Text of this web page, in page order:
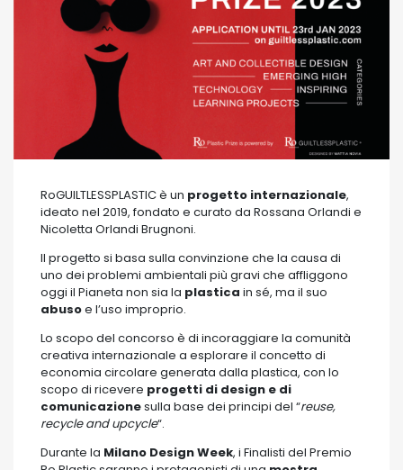
RoGUILTLESSPLASTIC è un progetto internazionale,
ideato nel 2019, fondato e curato da Rossana Orlandi e
Nicoletta Orlandi Brugnoni.
Il progetto si basa sulla convinzione che la causa di
uno dei problemi ambientali più gravi che affliggono
oggi il Pianeta non sia la plastica in sé, ma il suo
abusoe l’uso improprio.
Lo scopo del concorso è di incoraggiare la comunità
creativa internazionale a esplorare il concetto di
economia circolare generata dalla plastica, con lo
scopo di ricevere progetti di design e di
comunicazionesulla base dei principi del “reuse,
recycle and upcycle“.
Durante la Milano Design Week, i Finalisti del Premio